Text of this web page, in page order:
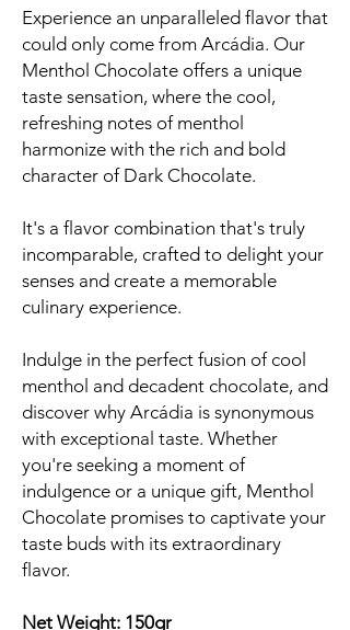
Experience an unparalleled flavor that
could only come from Arcádia. Our
Menthol Chocolate offers a unique
taste sensation, where the cool,
refreshing notes of menthol
harmonize with the rich and bold
character of Dark Chocolate.
It's a flavor combination that's truly
incomparable, crafted to delight your
senses and create a memorable
culinary experience.
Indulge in the perfect fusion of cool
menthol and decadent chocolate, and
discover why Arcádia is synonymous
with exceptional taste. Whether
you're seeking a moment of
indulgence or a unique gift, Menthol
Chocolate promises to captivate your
taste buds with its extraordinary
flavor.
Net Weight: 150gr